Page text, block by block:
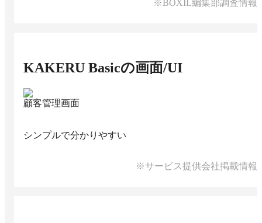
※BOXIL編集部調査情報
KAKERU Basicの画面/UI
顧客管理画面
シンプルで分かりやすい
※サービス提供会社掲載情報